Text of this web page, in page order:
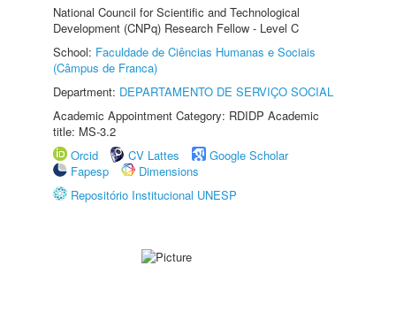
National Council for Scientific and Technological
Development (CNPq) Research Fellow - Level C
School: Faculdade de Ciências Humanas e Sociais
(Câmpus de Franca)
Department: DEPARTAMENTO DE SERVIÇO SOCIAL
Academic Appointment Category: RDIDP Academic
title: MS-3.2
Orcid
CV Lattes
Google Scholar
Fapesp
Dimensions
Repositório Institucional UNESP